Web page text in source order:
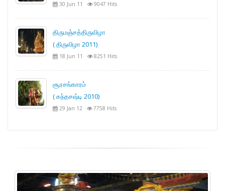
30 Jun 11 9047 Hits
திருமஞ்சத்திருவிழா
( திருவிழா 2011)
18 Jun 11 8251 Hits
சூரசங்காரம்
( கந்தசஷ்டி 2010)
29 Jan 12 7758 Hits